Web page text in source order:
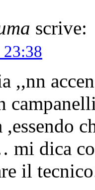
scrive:
,,nn
mi dica
il